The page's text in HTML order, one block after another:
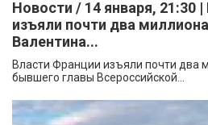
Новости / 14 января, 21:30
изъяли почти два
Валентина...
Власти Франции изъяли почти два
бывшего главы Всероссийской...